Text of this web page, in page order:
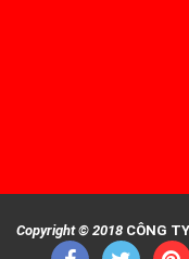
Copyright © 2018 CÔNG